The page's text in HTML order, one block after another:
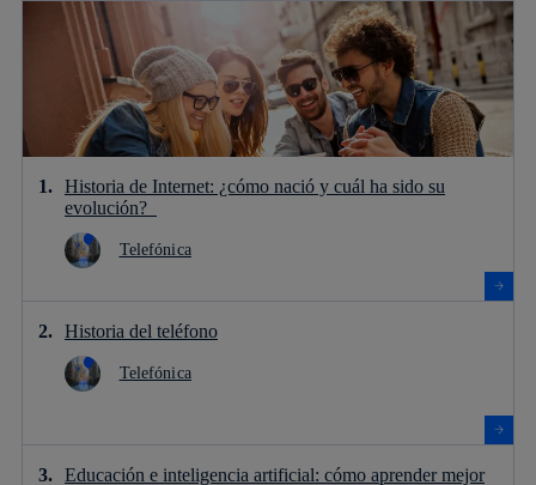
Historia de Internet: ¿cómo nació y cuál ha sido su
evolución?
Telefónica
Historia del teléfono
Telefónica
Educación e inteligencia artificial: cómo aprender mejor